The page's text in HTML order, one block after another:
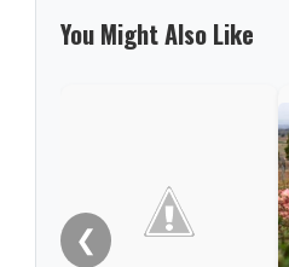
You Might Also Like
❮